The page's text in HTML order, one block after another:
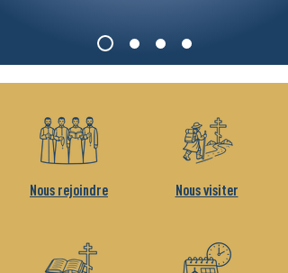
Nous rejoindre Nous visiter